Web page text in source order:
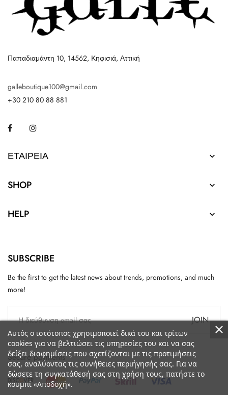
Παπαδιαμάντη 10, 14562, Κηφισιά, Αττική
galleboutique100@gmail.com
+30 210 80 88 881
Facebook
ΕΤΑΙΡΕΊΑ 
SHOP 
HELP 
SUBSCRIBE
Be the first to get the latest news about trends, promotions, and much
more!
JOIN
Secure payments
Αυτός ο ιστότοπος χρησιμοποιεί δικά του και τρίτων
cookies για να βελτιώσει τις υπηρεσίες του και να σας
δείξει διαφημίσεις που σχετίζονται με τις προτιμήσεις
σας, αναλύοντας τις συνήθειες περιήγησής σας. Για να
δώσετε τη συγκατάθεσή σας στη χρήση τους, πατήστε το
κουμπί «Αποδοχή».